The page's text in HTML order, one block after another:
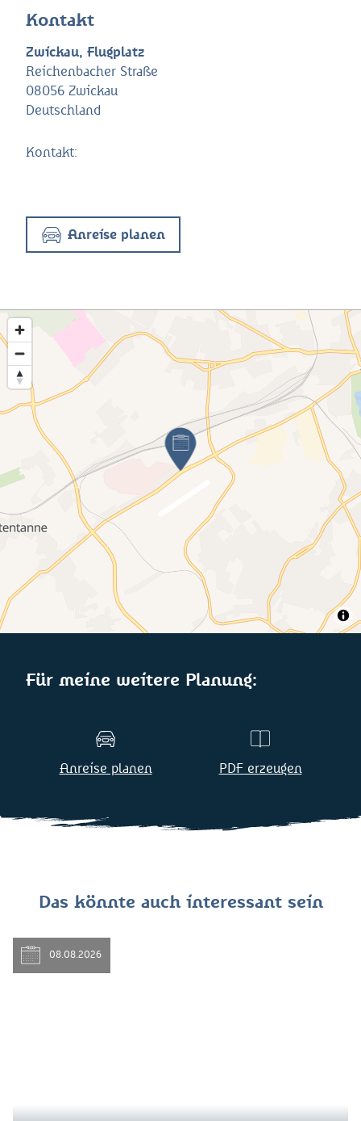
Kontakt
Zwickau, Flugplatz
Reichenbacher Straße
08056 Zwickau
Deutschland
Kontakt:
Anreise planen
Für meine weitere Planung:
Anreise planen PDF erzeugen
Das könnte auch interessant sein
08.08.2026